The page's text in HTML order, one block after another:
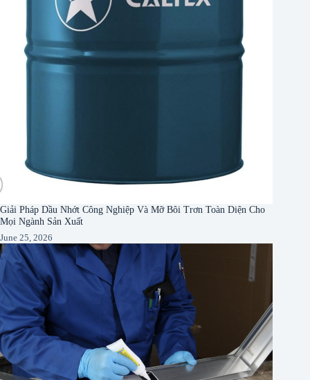
Giải Pháp Dầu Nhớt Công Nghiệp Và Mỡ Bôi Trơn Toàn Diện Cho
Mọi Ngành Sản Xuất
June 25, 2026